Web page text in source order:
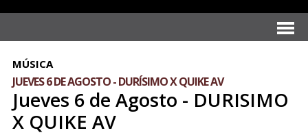
MÚSICA
JUEVES 6 DE AGOSTO - DURÍSIMO X QUIKE AV
Jueves 6 de Agosto - DURISIMO
X QUIKE AV